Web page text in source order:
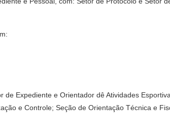
Expediente e Orientador dê Atividades
e Controle; Seção de Orientação Técnica e